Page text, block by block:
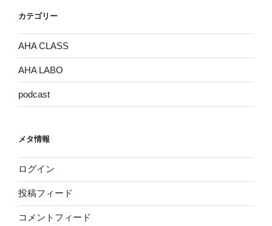
カテゴリー
AHA CLASS
AHA LABO
podcast
メタ情報
ログイン
投稿フィード
コメントフィード